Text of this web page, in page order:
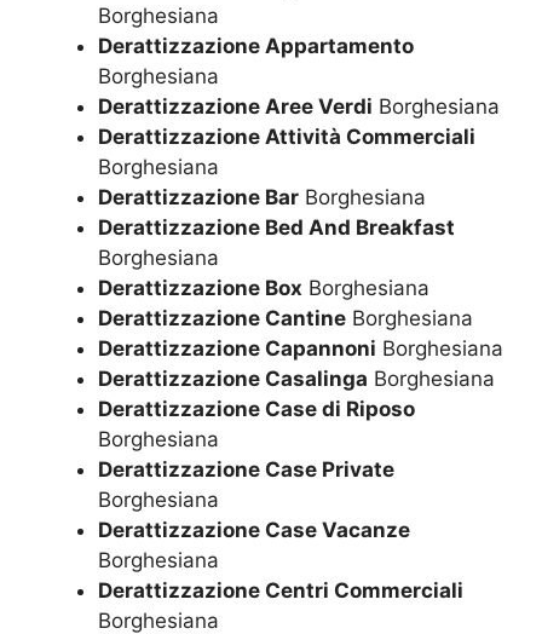
Borghesiana
Derattizzazione Appartamento
Borghesiana
Derattizzazione Aree Verdi Borghesiana
Derattizzazione Attività Commerciali
Borghesiana
Derattizzazione Bar Borghesiana
Derattizzazione Bed And Breakfast
Borghesiana
Derattizzazione Box Borghesiana
Derattizzazione Cantine Borghesiana
Derattizzazione Capannoni Borghesiana
Derattizzazione Casalinga Borghesiana
Derattizzazione Case di Riposo
Borghesiana
Derattizzazione Case Private
Borghesiana
Derattizzazione Case Vacanze
Borghesiana
Derattizzazione Centri Commerciali
Borghesiana